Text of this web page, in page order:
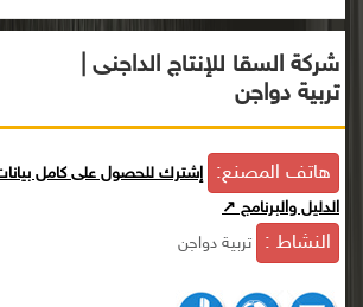
شركة السقا للإنتاج الداجنى |
تربية دواجن
هاتف المصنع: إشترك للحصول على كامل
الدليل والبرنامج ↗
النشاط : تربية دواجن